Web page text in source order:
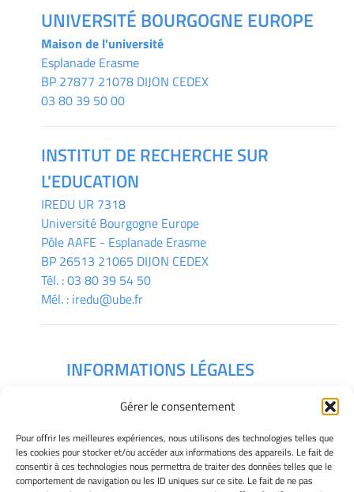
Gérer le consentement
Pour offrir les meilleures expériences, nous utilisons des technologies telles que
les cookies pour stocker et/ou accéder aux informations des appareils. Le fait de
consentir à ces technologies nous permettra de traiter des données telles que le
comportement de navigation ou les ID uniques sur ce site. Le fait de ne pas
UNIVERSITÉ BOURGOGNE EUROPE
Maison de l'université
Esplanade Erasme
BP 27877 21078 DIJON CEDEX
03 80 39 50 00
INSTITUT DE RECHERCHE SUR
L'EDUCATION
IREDU UR 7318
Université Bourgogne Europe
Pôle AAFE - Esplanade Erasme
BP 26513 21065 DIJON CEDEX
Tél. :03 80 39 54 50
Mél. : iredu@ube.fr
INFORMATIONS LÉGALES
Gérer mes cookies
Déclaration de confidentialité
Politique des cookies
Avertissement